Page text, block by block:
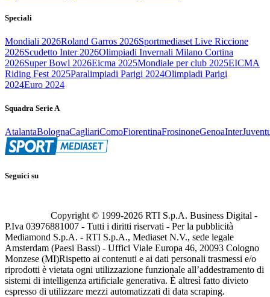
Speciali
Mondiali 2026Roland Garros 2026Sportmediaset Live Riccione
2026Scudetto Inter 2026Olimpiadi Invernali Milano Cortina
2026Super Bowl 2026Eicma 2025Mondiale per club 2025EICMA
Riding Fest 2025Paralimpiadi Parigi 2024Olimpiadi Parigi
2024Euro 2024
Squadra Serie A
AtalantaBolognaCagliariComoFiorentinaFrosinoneGenoaInter
Seguici su
Copyright © 1999-2026 RTI S.p.A. Business Digital -
P.Iva 03976881007 - Tutti i diritti riservati - Per la pubblicità
Mediamond S.p.A. - RTI S.p.A., Mediaset N.V., sede legale
Amsterdam (Paesi Bassi) - Uffici Viale Europa 46, 20093 Cologno
Monzese (MI)Rispetto ai contenuti e ai dati personali trasmessi e/o
riprodotti è vietata ogni utilizzazione funzionale all’addestramento di
sistemi di intelligenza artificiale generativa. È altresì fatto divieto
espresso di utilizzare mezzi automatizzati di data scraping.